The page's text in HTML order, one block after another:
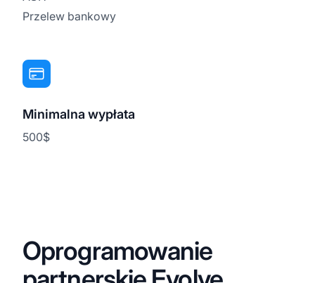
Przelew bankowy
Minimalna wypłata
500$
Oprogramowanie